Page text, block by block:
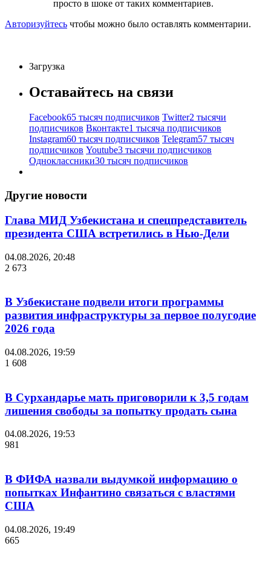
просто в шоке от таких комментариев.
Авторизуйтесь чтобы можно было оставлять комментарии.
Загрузка
Оставайтесь на связи
Facebook65 тысяч подписчиков Twitter2 тысячи
подписчиков Вконтакте1 тысяча подписчиков
Instagram60 тысяч подписчиков Telegram57 тысяч
подписчиков Youtube3 тысячи подписчиков
Одноклассники30 тысяч подписчиков
Другие новости
Глава МИД Узбекистана и спецпредставитель
президента США встретились в Нью-Дели
04.08.2026, 20:48
2 673
В Узбекистане подвели итоги программы
развития инфраструктуры за первое полугодие
2026 года
04.08.2026, 19:59
1 608
В Сурхандарье мать приговорили к 3,5 годам
лишения свободы за попытку продать сына
04.08.2026, 19:53
981
В ФИФА назвали выдумкой информацию о
попытках Инфантино связаться с властями
США
04.08.2026, 19:49
665